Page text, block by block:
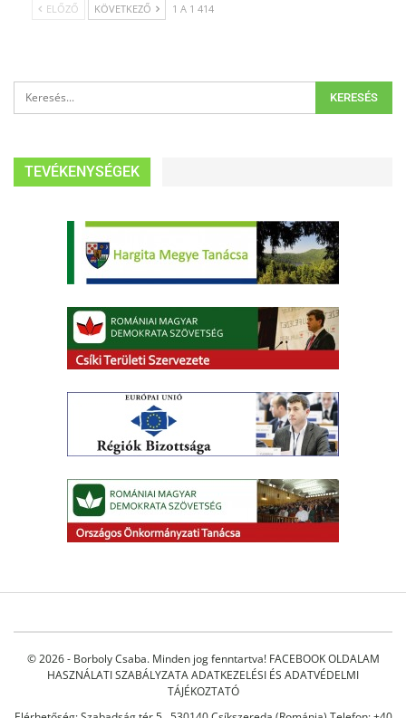
ELŐZŐ KÖVETKEZŐ 1 A 1 414
TEVÉKENYSÉGEK
© 2026 - Borboly Csaba. Minden jog fenntartva! FACEBOOK OLDALAM
HASZNÁLATI SZABÁLYZATAADATKEZELÉSI ÉS ADATVÉDELMI
TÁJÉKOZTATÓ